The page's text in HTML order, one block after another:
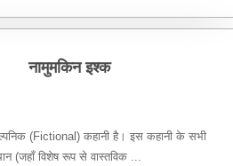
नामुमकिन इश्क
(Fictional) कहानी है। इस कहानी के सभी
(जहाँ विशेष रूप से वास्तविक ...